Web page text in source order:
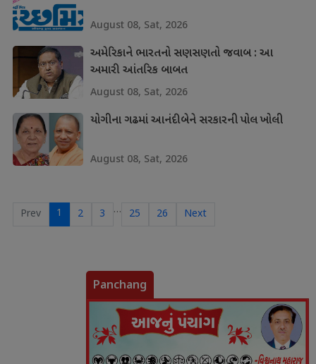
August 08, Sat, 2026
અમેરિકાને ભારતનો સણસણતો જવાબ : આ
અમારી આંતરિક બાબત
August 08, Sat, 2026
યોગીના ગઢમાં આનંદીબેને સરકારની પોલ ખોલી
August 08, Sat, 2026
Prev 1 2 3 … 25 26 Next
Panchang